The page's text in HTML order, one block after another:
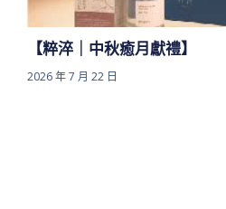
【粹淬｜中秋癒月獻禮】
2026 年 7 月 22 日